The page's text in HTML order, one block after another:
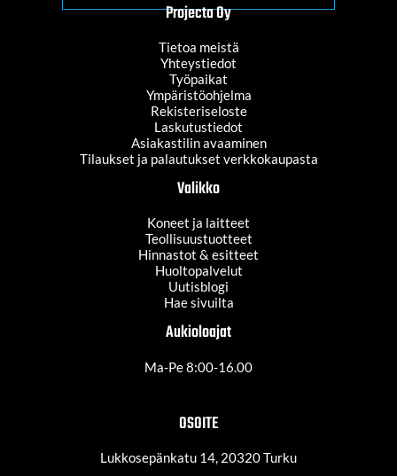
Projecta Oy
Tietoa meistä
Yhteystiedot
Työpaikat
Ympäristöohjelma
Rekisteriseloste
Laskutustiedot
Asiakastilin avaaminen
Tilaukset ja palautukset verkkokaupasta
Valikko
Koneet ja laitteet
Teollisuustuotteet
Hinnastot & esitteet
Huoltopalvelut
Uutisblogi
Hae sivuilta
Aukioloajat
Ma-Pe 8:00-16.00
OSOITE
Lukkosepänkatu 14, 20320 Turku